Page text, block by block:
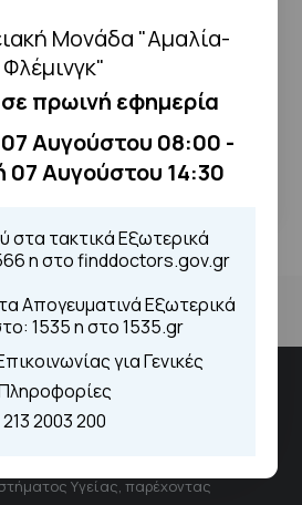
Μονάδα "Αμαλία-
Φλέμινγκ"
σε πρωινή εφημερία
Αυγούστου 08:00 -
07 Αυγούστου 14:30
στα τακτικά Εξωτερικά
η στο finddoctors.gov.gr
Απογευματινά Εξωτερικά
1535 η στο 1535.gr
για Γενικές
213 2003 200
"Αμαλία Φλέμιγκ"
Υγείας, παρέχοντας